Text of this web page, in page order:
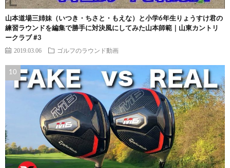
山本道場三姉妹（いつき・ちさと・もえな）と小学6年生りょうすけ君の
練習ラウンドを編集で勝手に対決風にしてみた山本師範｜山東カントリ
ークラブ #3
2019.03.06 ゴルフのラウンド動画